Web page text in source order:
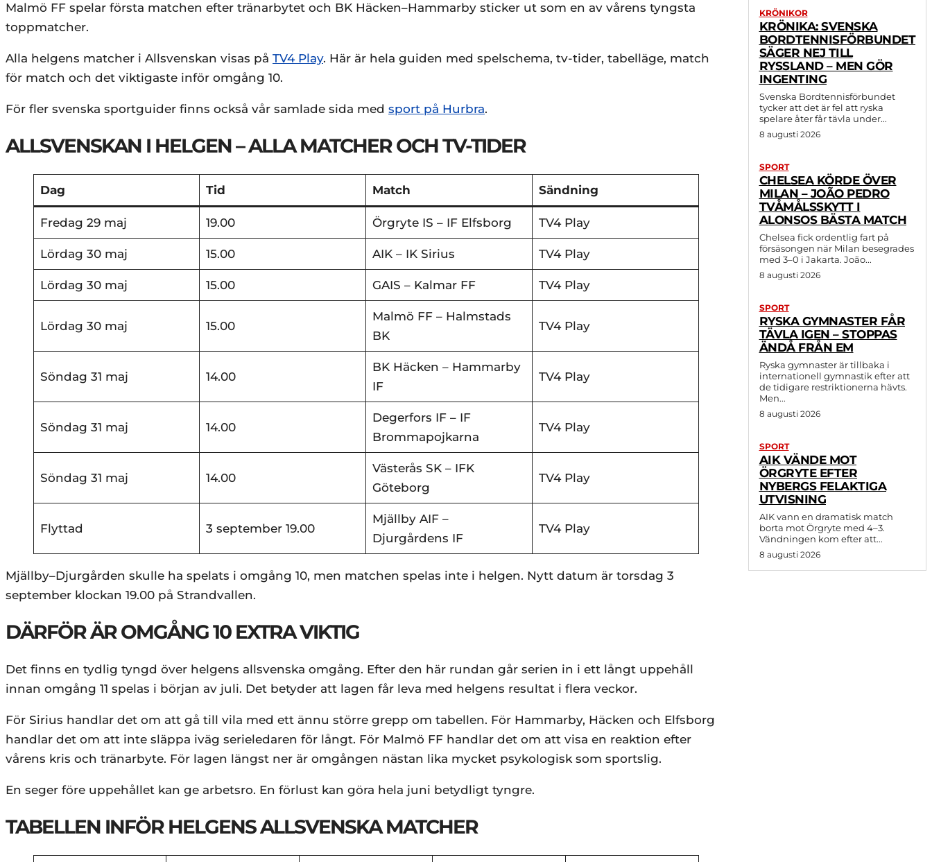
Malmö FF spelar första matchen efter tränarbytet och BK Häcken–Hammarby sticker ut som en av vårens tyngsta
toppmatcher.
Alla helgens matcher i Allsvenskan visas på TV4 Play. Här är hela guiden med spelschema, tv-tider, tabelläge, match
för match och det viktigaste inför omgång 10.
För fler svenska sportguider finns också vår samlade sida med sport på Hurbra.
ALLSVENSKAN I HELGEN – ALLA MATCHER OCH TV-TIDER
Dag Tid Match Sändning
Fredag 29 maj 19.00 Örgryte IS – IF Elfsborg TV4 Play
Lördag 30 maj 15.00 AIK – IK Sirius TV4 Play
Lördag 30 maj 15.00 GAIS – Kalmar FF TV4 Play
Lördag 30 maj 15.00
Malmö FF – Halmstads
BK
TV4 Play
Söndag 31 maj 14.00
BK Häcken – Hammarby
IF
TV4 Play
Söndag 31 maj 14.00
Degerfors IF – IF
Brommapojkarna
TV4 Play
Söndag 31 maj 14.00
Västerås SK – IFK
Göteborg
TV4 Play
Flyttad 3 september 19.00
Mjällby AIF –
Djurgårdens IF
TV4 Play
Mjällby–Djurgården skulle ha spelats i omgång 10, men matchen spelas inte i helgen. Nytt datum är torsdag 3
september klockan 19.00 på Strandvallen.
DÄRFÖR ÄR OMGÅNG 10 EXTRA VIKTIG
Det finns en tydlig tyngd över helgens allsvenska omgång. Efter den här rundan går serien in i ett långt uppehåll
innan omgång 11 spelas i början av juli. Det betyder att lagen får leva med helgens resultat i flera veckor.
För Sirius handlar det om att gå till vila med ett ännu större grepp om tabellen. För Hammarby, Häcken och Elfsborg
handlar det om att inte släppa iväg serieledaren för långt. För Malmö FF handlar det om att visa en reaktion efter
vårens kris och tränarbyte. För lagen längst ner är omgången nästan lika mycket psykologisk som sportslig.
En seger före uppehållet kan ge arbetsro. En förlust kan göra hela juni betydligt tyngre.
TABELLEN INFÖR HELGENS ALLSVENSKA MATCHER
KRÖNIKOR
KRÖNIKA: SVENSKA
BORDTENNISFÖRBUNDET
SÄGER NEJ TILL
RYSSLAND – MEN GÖR
INGENTING
Svenska Bordtennisförbundet
tycker att det är fel att ryska
spelare åter får tävla under...
8 augusti 2026
SPORT
CHELSEA KÖRDE ÖVER
MILAN – JOÃO PEDRO
TVÅMÅLSSKYTT I
ALONSOS BÄSTA MATCH
Chelsea fick ordentlig fart på
försäsongen när Milan besegrades
med 3–0 i Jakarta. João...
8 augusti 2026
SPORT
RYSKA GYMNASTER FÅR
TÄVLA IGEN – STOPPAS
ÄNDÅ FRÅN EM
Ryska gymnaster är tillbaka i
internationell gymnastik efter att
de tidigare restriktionerna hävts.
Men...
8 augusti 2026
SPORT
AIK VÄNDE MOT
ÖRGRYTE EFTER
NYBERGS FELAKTIGA
UTVISNING
AIK vann en dramatisk match
borta mot Örgryte med 4–3.
Vändningen kom efter att...
8 augusti 2026